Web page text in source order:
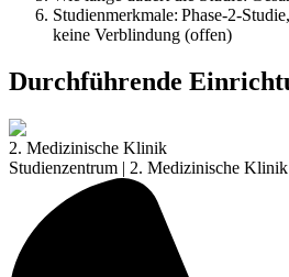
Studienmerkmale: Phase-2-
keine Verblindung (offen)
Durchführende
2. Medizinische Klinik
Studienzentrum | 2. Medizinische Klinik